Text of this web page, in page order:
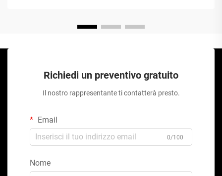
Richiedi un preventivo gratuito
Il nostro rappresentante ti contatterà presto.
Email
0/100
Nome